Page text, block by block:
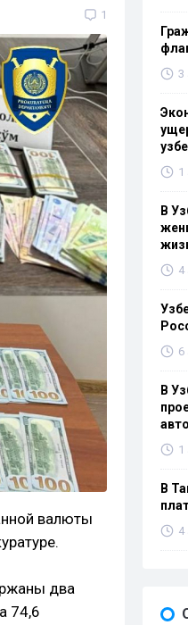
1
валюты
два
74,6
3
1
В
4
6
В
1
В
4